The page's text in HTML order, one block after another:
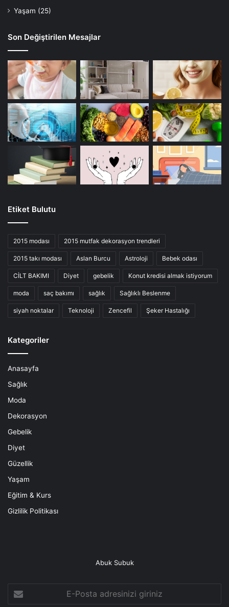
Yaşam (25)
Son Değiştirilen Mesajlar
Etiket Bulutu
2015 modası 2015 mutfak dekorasyon trendleri
2015 takı modası Aslan Burcu Astroloji Bebek odası
CİLT BAKIMI Diyet gebelik Konut kredisi almak istiyorum
moda saç bakımı sağlık Sağlıklı Beslenme
siyah noktalar Teknoloji Zencefil Şeker Hastalığı
Kategoriler
Anasayfa
Sağlık
Moda
Dekorasyon
Gebelik
Diyet
Güzellik
Yaşam
Eğitim & Kurs
Gizlilik Politikası
Abuk Subuk
Posta